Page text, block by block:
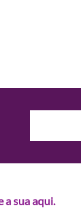
a sua aqui.